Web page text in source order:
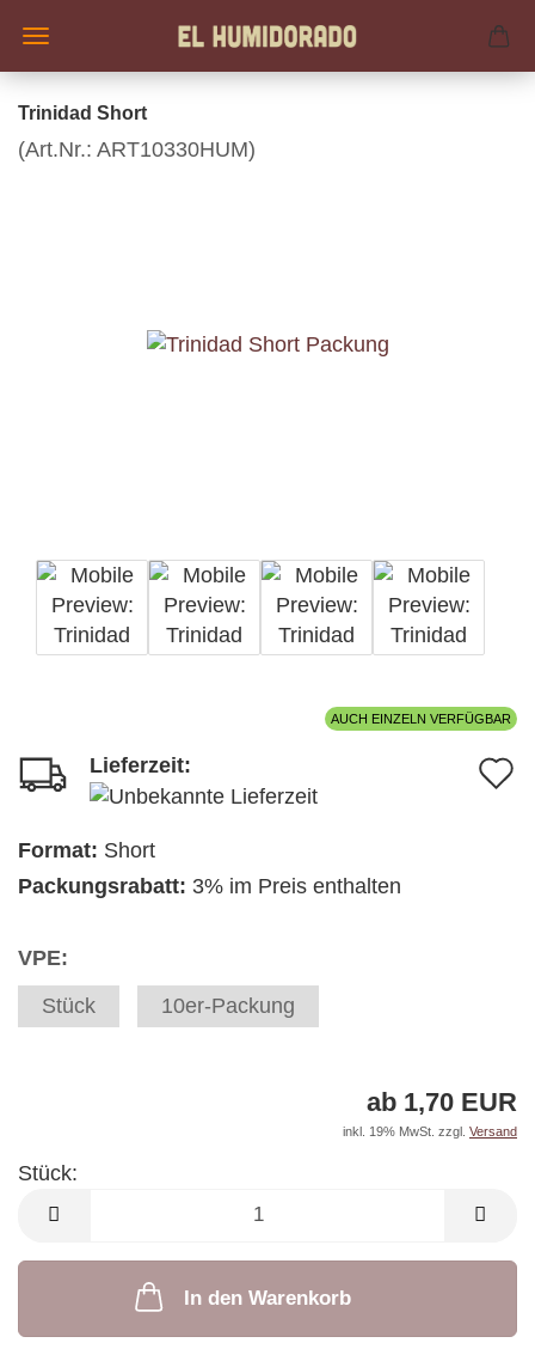
Trinidad Short
(Art.Nr.: ART10330HUM)
AUCH EINZELN VERFÜGBAR
Lieferzeit:
Format: Short
Packungsrabatt: 3% im Preis enthalten
VPE:
Stück
10er-Packung
ab 1,70 EUR
inkl. 19% MwSt. zzgl. Versand
Stück:
Stück
In den Warenkorb